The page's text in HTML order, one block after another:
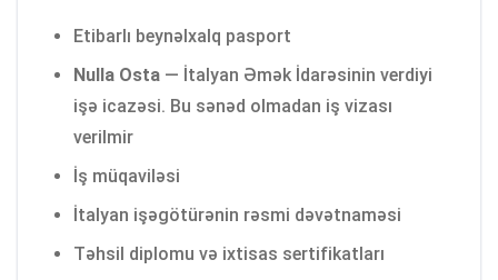
Etibarlı beynəlxalq pasport
Nulla Osta — İtalyan Əmək İdarəsinin verdiyi
işə icazəsi. Bu sənəd olmadan iş vizası
verilmir
İş müqaviləsi
İtalyan işəgötürənin rəsmi dəvətnaməsi
Təhsil diplomu və ixtisas sertifikatları